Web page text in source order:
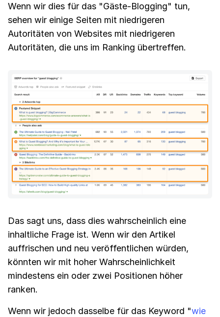
Wenn wir dies für das "Gäste-Blogging" tun,
sehen wir einige Seiten mit niedrigeren
Autoritäten von Websites mit niedrigeren
Autoritäten, die uns im Ranking übertreffen.
Das sagt uns, dass dies wahrscheinlich eine
inhaltliche Frage ist. Wenn wir den Artikel
auffrischen und neu veröffentlichen würden,
könnten wir mit hoher Wahrscheinlichkeit
mindestens ein oder zwei Positionen höher
ranken.
Wenn wir jedoch dasselbe für das Keyword "wie